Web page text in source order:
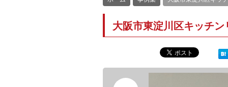
大阪市東淀川区キッチ